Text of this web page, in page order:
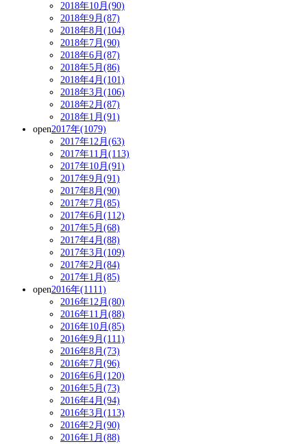
2018年10月(90)
2018年9月(87)
2018年8月(104)
2018年7月(90)
2018年6月(87)
2018年5月(86)
2018年4月(101)
2018年3月(106)
2018年2月(87)
2018年1月(91)
open2017年(1079)
2017年12月(63)
2017年11月(113)
2017年10月(91)
2017年9月(91)
2017年8月(90)
2017年7月(85)
2017年6月(112)
2017年5月(68)
2017年4月(88)
2017年3月(109)
2017年2月(84)
2017年1月(85)
open2016年(1111)
2016年12月(80)
2016年11月(88)
2016年10月(85)
2016年9月(111)
2016年8月(73)
2016年7月(96)
2016年6月(120)
2016年5月(73)
2016年4月(94)
2016年3月(113)
2016年2月(90)
2016年1月(88)